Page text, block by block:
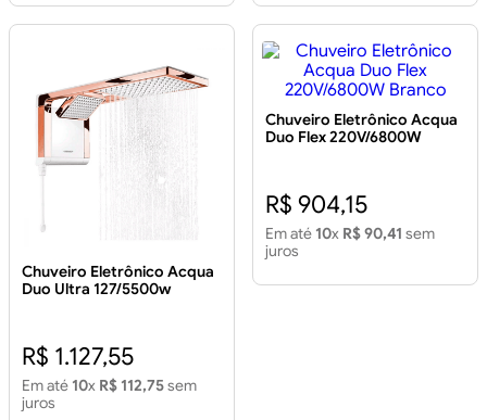
Chuveiro Eletrônico Acqua
Duo Ultra 127/5500w
R$ 1.127,55
Em até 10x R$ 112,75sem
juros
Chuveiro Eletrônico Acqua
Duo Flex 220V/6800W
R$ 904,15
Em até 10x R$ 90,41 sem
juros